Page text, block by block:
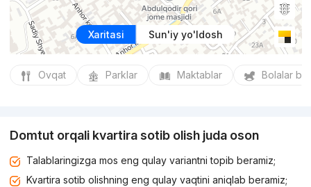
Xaritasi Sun'iy yo'ldosh
Ovqat Parklar Maktablar Bolalar
Domtut orqali kvartira sotib olish juda oson
Talablaringizga mos eng qulay variantni topib beramiz;
Kvartira sotib olishning eng qulay vaqtini aniqlab beramiz;